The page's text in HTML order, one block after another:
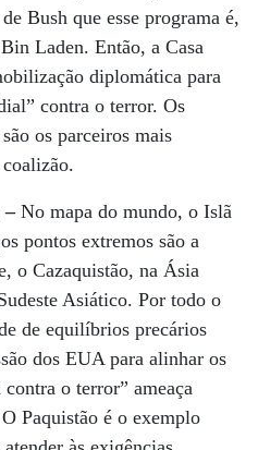
Bush que esse programa é,
Laden. Então, a Casa
diplomática para
contra o terror. Os
os parceiros mais
–No mapa do mundo, o Islã
pontos extremos são a
o Cazaquistão, na Ásia
Asiático. Por todo o
de equilíbrios precários
dos EUA para alinhar os
o terror” ameaça
Paquistão é o exemplo